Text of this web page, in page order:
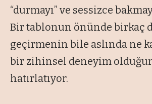
“durmayı” ve sessizce
Bir tablonun önünde birkaç
geçirmenin bile aslında ne
bir zihinsel deneyim
hatırlatıyor.